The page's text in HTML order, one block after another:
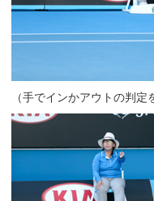
（手でインかアウトの判定